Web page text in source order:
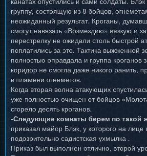
группу, состоящую из 8 бойцов,
неожиданный результат. Кроганы,
смогут навязать «Возмездию» вязкую и
перестрелку не ожидали столь быстрой
поплатились за это. Тактика выжженной
полностью оправдала и группа
коридор не смогла даже никого ранить,
в пламени огнеметов.
Когда вторая волна атакующих
уже полностью очищен от бойцов
сгорело десять кроганов.
-Следующие комнаты берем по такой
приказал майор Блэк, у которого на лице
подозрительно садистская ухмылка .
Приказ был выполнен отлично, второй